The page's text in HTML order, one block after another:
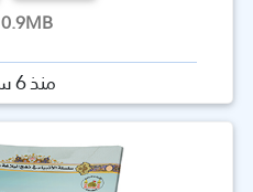
0.9MB كتاب
منذ 6 سنوات